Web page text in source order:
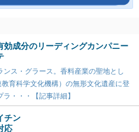
効成分のリーディングカンパニー
ンス・グラース。香料産業の聖地とし
育科学文化機構）の無形文化遺産に登
・・・【記事詳細】
チン
応